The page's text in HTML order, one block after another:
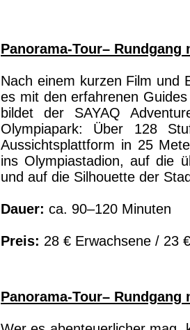
Panorama-Tour–
Nach einem kurzen Film und
es mit den erfahrenen
bildet der SAYAQ
Olympiapark: Über 128
Aussichtsplattform in 25
ins Olympiastadion, auf die
und auf die Silhouette der
Dauer: ca. 90–120 Minuten
Preis: 28 € Erwachsene / 23
Panorama-Tour–